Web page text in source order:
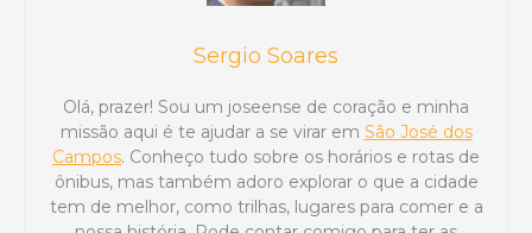
Sergio Soares
Olá, prazer! Sou um joseense de coração e minha
missão aqui é te ajudar a se virar em São José dos
Campos. Conheço tudo sobre os horários e rotas de
ônibus, mas também adoro explorar o que a cidade
tem de melhor, como trilhas, lugares para comer e a